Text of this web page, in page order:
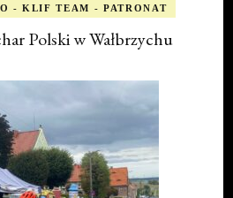
- KLIF TEAM - PATRONAT
Polski w Wałbrzychu